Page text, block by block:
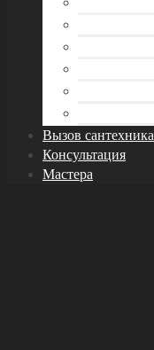
Вызов сантехника
Консультация
Мастера